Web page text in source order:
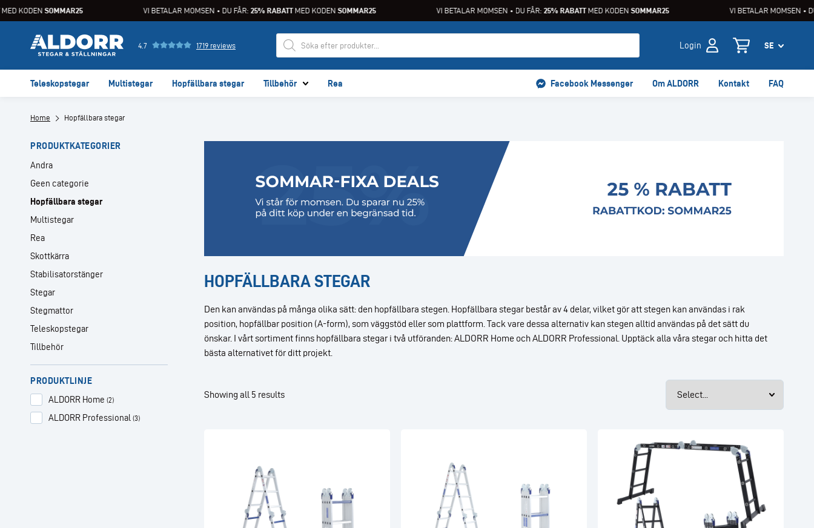
KODENSOMMAR25 VI BETALAR MOMSEN • DU FÅR:25% RABATTMED KODENSOMMAR25 VI BETALAR MOMSEN • DU FÅR:25% RABATTMED KODENSOMMAR25 VI BETALAR MOMSEN • DU
4.7 1719 reviews Login
Teleskopstegar Multistegar Hopfällbara stegar Tillbehör Rea Facebook Messenger Om ALDORR Kontakt FAQ
Home Hopfällbara stegar
PRODUKTKATEGORIER
Andra
Geen categorie
Hopfällbara stegar
Multistegar
Rea
Skottkärra
Stabilisatorstänger
Stegar
Stegmattor
Teleskopstegar
Tillbehör
PRODUKTLINJE
ALDORR Home (2)
ALDORR Professional (3)
HOPFÄLLBARA STEGAR
Den kan användas på många olika sätt: den hopfällbara stegen. Hopfällbara stegar består av 4 delar, vilket gör att stegen kan användas i rak
position, hopfällbar position (A-form), som väggstöd eller som plattform. Tack vare dessa alternativ kan stegen alltid användas på det sätt du
önskar. I vårt sortiment finns hopfällbara stegar i två utföranden: ALDORR Home och ALDORR Professional. Upptäck alla våra stegar och hitta det
bästa alternativet för ditt projekt.
Showing all 5 results